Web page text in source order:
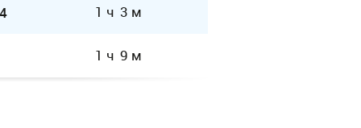
1 ч 3 м
1 ч 9 м